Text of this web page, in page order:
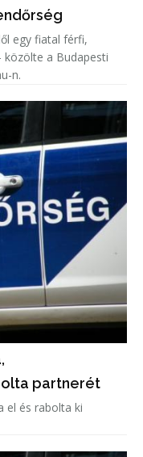
egy fiatal férfi,
közölte a Budapesti
n.
partnerét
el és rabolta ki